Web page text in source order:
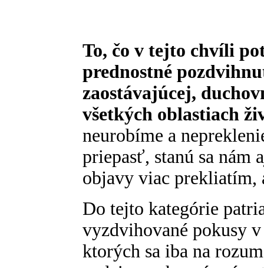
To, čo v tejto chvíli
prednostné
zaostávajúcej,
všetkých oblastiach
neurobíme a
priepasť, stanú sa nám
objavy viac prekliatím,
Do tejto kategórie
vyzdvihované pokusy
ktorých sa iba na